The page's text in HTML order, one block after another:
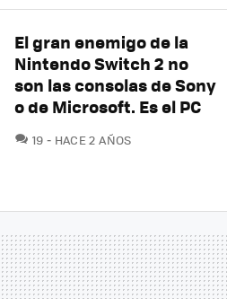
El gran enemigo de la
Nintendo Switch 2 no
son las consolas de Sony
o de Microsoft. Es el PC
19 COMENTARIOS
HACE 2 AÑOS